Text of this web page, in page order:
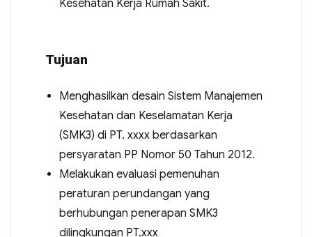
Kesehatan Kerja Rumah Sakit.
Tujuan
Menghasilkan desain Sistem Manajemen
Kesehatan dan Keselamatan Kerja
(SMK3) di PT. xxxx berdasarkan
persyaratan PP Nomor 50 Tahun 2012.
Melakukan evaluasi pemenuhan
peraturan perundangan yang
berhubungan penerapan SMK3
dilingkungan PT.xxx